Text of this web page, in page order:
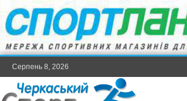
Серпень 8, 2026